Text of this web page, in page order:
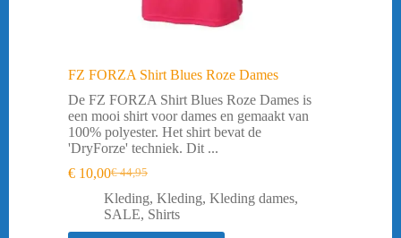
FZ FORZA Shirt Blues Roze Dames
De FZ FORZA Shirt Blues Roze Dames is
een mooi shirt voor dames en gemaakt van
100% polyester. Het shirt bevat de
'DryForze' techniek. Dit ...
€44,95
Oorspronkelijke
prijs
was:
€ 10,00Huidige
prijs
is:
Kleding, Kleding, Kleding dames,
SALE, Shirts